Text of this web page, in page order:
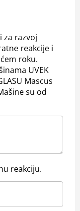
za razvoj
reakcije i
roku.
UVEK
Mascus
su od
reakciju.